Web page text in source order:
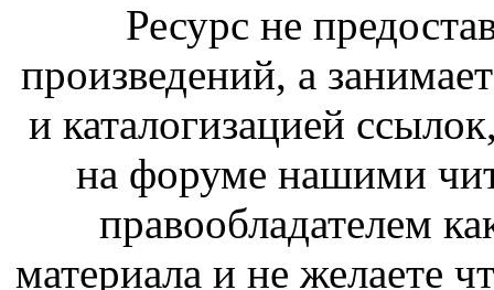
Ресурс не
произведений, а
и каталогизацией
на форуме нашими
правообладателем
материала и не желаете